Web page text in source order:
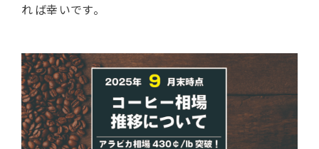
れば幸いです。